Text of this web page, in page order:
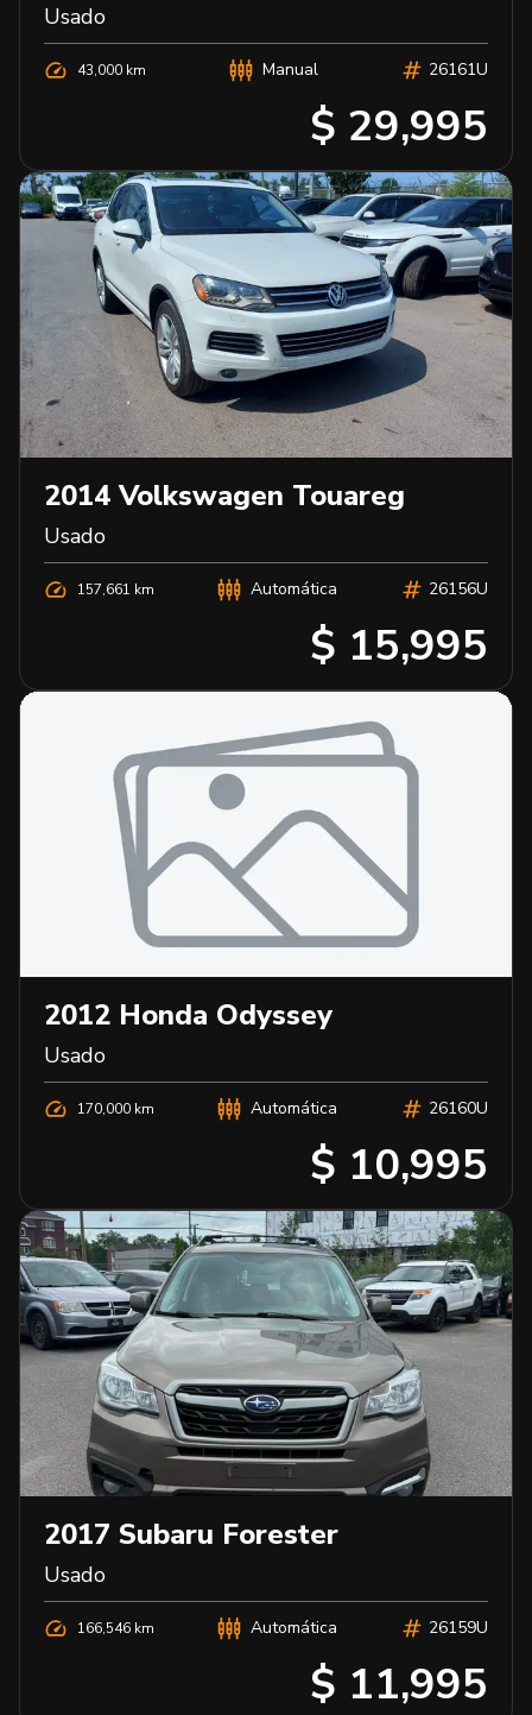
Usado
43,000 km Manual 26161U
$ 29,995
2014 Volkswagen Touareg
Usado
157,661 km Automática 26156U
$ 15,995
2012 Honda Odyssey
Usado
170,000 km Automática 26160U
$ 10,995
2017 Subaru Forester
Usado
166,546 km Automática 26159U
$ 11,995